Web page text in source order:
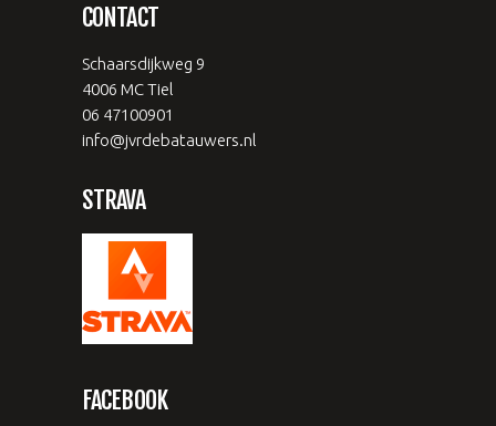
CONTACT
Schaarsdijkweg 9
4006 MC Tiel
06 47100901
info@jvrdebatauwers.nl
STRAVA
FACEBOOK